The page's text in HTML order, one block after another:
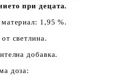
при децата.
1,95 %.
светлина.
добавка.
доза: